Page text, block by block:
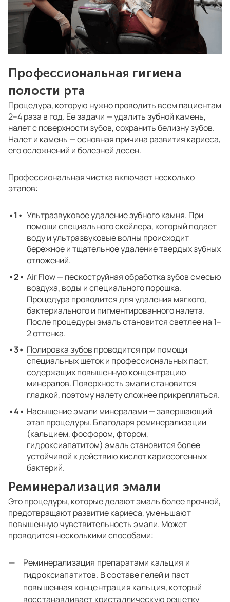
Профессиональная гигиена
полости рта
Процедура, которую нужно проводить всем пациентам
2–4 раза в год. Ее задачи — удалить зубной камень,
налет с поверхности зубов, сохранить белизну зубов.
Налет и камень — основная причина развития кариеса,
его осложнений и болезней десен.
Профессиональная чистка включает несколько
этапов:
Ультразвуковое удаление зубного камня. При
помощи специального скейлера, который подает
воду и ультразвуковые волны происходит
бережное и тщательное удаление твердых зубных
отложений.
Air Flow — пескоструйная обработка зубов смесью
воздуха, воды и специального порошка.
Процедура проводится для удаления мягкого,
бактериального и пигментированного налета.
После процедуры эмаль становится светлее на 1–
2 оттенка.
Полировка зубов проводится при помощи
специальных щеток и профессиональных паст,
содержащих повышенную концентрацию
минералов. Поверхность эмали становится
гладкой, поэтому налету сложнее прикрепляться.
Насыщение эмали минералами — завершающий
этап процедуры. Благодаря реминерализации
(кальцием, фосфором, фтором,
гидроксиапатитом) эмаль становится более
устойчивой к действию кислот кариесогенных
бактерий.
Реминерализация эмали
Это процедуры, которые делают эмаль более прочной,
предотвращают развитие кариеса, уменьшают
повышенную чувствительность эмали. Может
проводится несколькими способами:
Реминерализация препаратами кальция и
гидроксиапатитов. В составе гелей и паст
повышенная концентрация кальция, который
восстанавливает кристаллическую решетку